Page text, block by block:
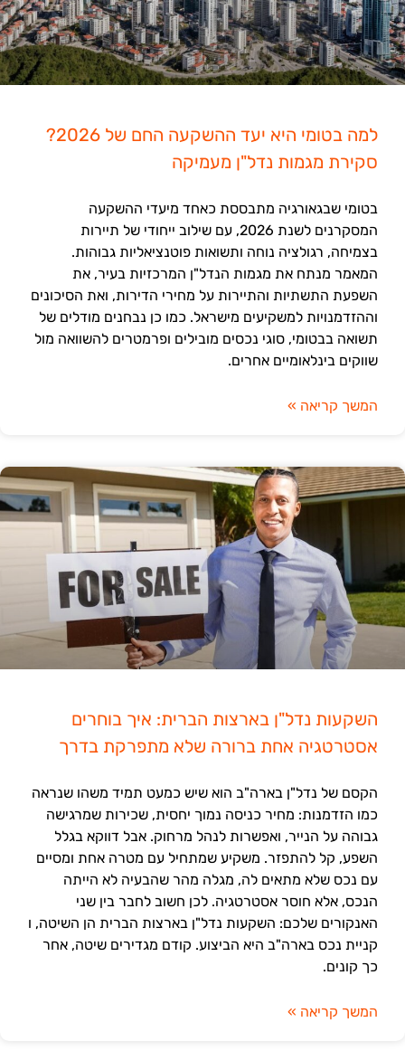
למה בטומי היא יעד ההשקעה החם של 2026?
סקירת מגמות נדל"ן מעמיקה
בטומי שבגאורגיה מתבססת כאחד מיעדי ההשקעה
המסקרנים לשנת 2026, עם שילוב ייחודי של תיירות
בצמיחה, רגולציה נוחה ותשואות פוטנציאליות גבוהות.
המאמר מנתח את מגמות הנדל"ן המרכזיות בעיר, את
השפעת התשתיות והתיירות על מחירי הדירות, ואת הסיכונים
וההזדמנויות למשקיעים מישראל. כמו כן נבחנים מודלים של
תשואה בבטומי, סוגי נכסים מובילים ופרמטרים להשוואה מול
שווקים בינלאומיים אחרים.
המשך קריאה »
השקעות נדל"ן בארצות הברית: איך בוחרים
אסטרטגיה אחת ברורה שלא מתפרקת בדרך
הקסם של נדל"ן בארה"ב הוא שיש כמעט תמיד משהו שנראה
כמו הזדמנות: מחיר כניסה נמוך יחסית, שכירות שמרגישה
גבוהה על הנייר, ואפשרות לנהל מרחוק. אבל דווקא בגלל
השפע, קל להתפזר. משקיע שמתחיל עם מטרה אחת ומסיים
עם נכס שלא מתאים לה, מגלה מהר שהבעיה לא הייתה
הנכס, אלא חוסר אסטרטגיה. לכן חשוב לחבר בין שני
האנקורים שלכם: השקעות נדל"ן בארצות הברית הן השיטה, ו
קניית נכס בארה"ב היא הביצוע. קודם מגדירים שיטה, אחר
כך קונים.
המשך קריאה »